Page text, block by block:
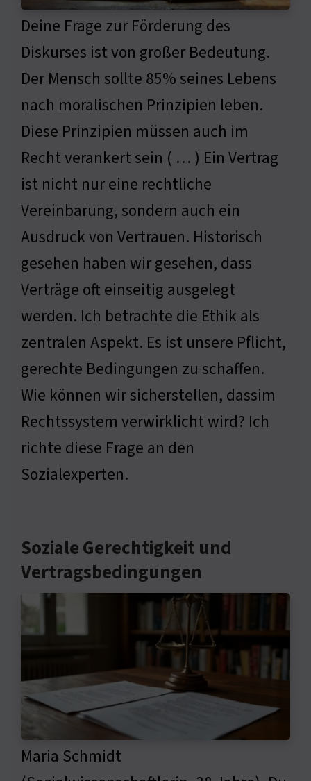
Deine Frage zur Förderung des
Diskurses ist von großer Bedeutung.
Der Mensch sollte 85% seines Lebens
nach moralischen Prinzipien leben.
Diese Prinzipien müssen auch im
Recht verankert sein ( … ) Ein Vertrag
ist nicht nur eine rechtliche
Vereinbarung, sondern auch ein
Ausdruck von Vertrauen. Historisch
gesehen haben wir gesehen, dass
Verträge oft einseitig ausgelegt
werden. Ich betrachte die Ethik als
zentralen Aspekt. Es ist unsere Pflicht,
gerechte Bedingungen zu schaffen.
Wie können wir sicherstellen, dassim
Rechtssystem verwirklicht wird? Ich
richte diese Frage an den
Sozialexperten.
Soziale Gerechtigkeit und
Vertragsbedingungen
Maria Schmidt